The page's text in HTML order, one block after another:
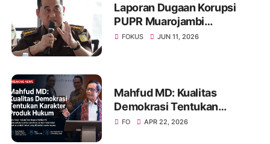
Laporan Dugaan Korupsi
PUPR Muarojambi
Dilimpahkan, Muncul
FOKUS JUN 11, 2026
Mahfud MD: Kualitas
Demokrasi Tentukan
Karakter Produk Hukum
FO APR 22, 2026